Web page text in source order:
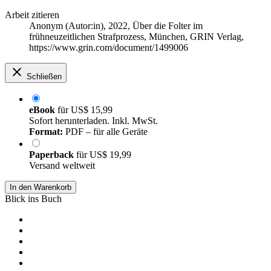
Arbeit zitieren
Anonym (Autor:in), 2022, Über die Folter im
frühneuzeitlichen Strafprozess, München, GRIN Verlag,
https://www.grin.com/document/1499006
Schließen
eBook fürUS$ 15,99
Sofort herunterladen. Inkl. MwSt.
Format: PDF – für alle Geräte
Paperback fürUS$ 19,99
Versand weltweit
In den Warenkorb
Blick ins Buch